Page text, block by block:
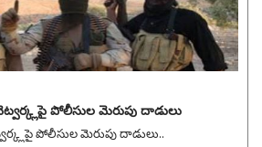
పోలీసుల మెరుపు దాడులు
పోలీసుల మెరుపు దాడులు..